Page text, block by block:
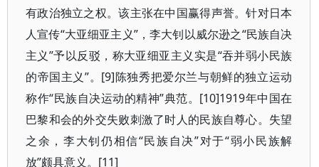
有政治独立之权。该主张在中国赢得声誉。针对日本
人宣传“大亚细亚主义”，李大钊以威尔逊之“民族自决
主义”予以反驳，称大亚细亚主义实是“吞并弱小民族
的帝国主义”。[9]陈独秀把爱尔兰与朝鲜的独立运动
称作“民族自决运动的精神”典范。[10]1919年中国在
巴黎和会的外交失败刺激了时人的民族自尊心。失望
之余，李大钊仍相信“民族自决”对于“弱小民族解
放”颇具意义。[11]